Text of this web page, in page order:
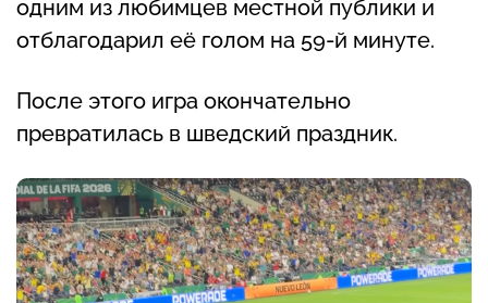
одним из любимцев местной публики и
отблагодарил её голом на 59-й минуте.
После этого игра окончательно
превратилась в шведский праздник.